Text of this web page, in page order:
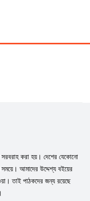
করা হয়। দেশের যেকোনো
আমাদের উদ্দেশ্য বইয়ের
তাই পাঠকদের জন্য রয়েছে